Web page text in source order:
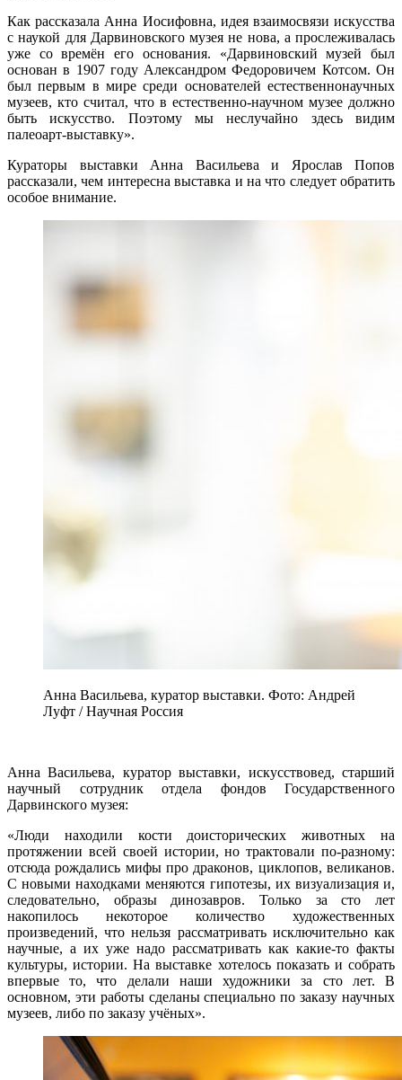
Как рассказала Анна Иосифовна, идея взаимосвязи искусства
с наукой для Дарвиновского музея не нова, а прослеживалась
уже со времён его основания. «Дарвиновский музей был
основан в 1907 году Александром Федоровичем Котсом. Он
был первым в мире среди основателей естественнонаучных
музеев, кто считал, что в естественно-научном музее должно
быть искусство. Поэтому мы неслучайно здесь видим
палеоарт-выставку».
Кураторы выставки Анна Васильева и Ярослав Попов
рассказали, чем интересна выставка и на что следует обратить
особое внимание.
Анна Васильева, куратор выставки. Фото: Андрей
Луфт / Научная Россия
Анна Васильева, куратор выставки, искусствовед, старший
научный сотрудник отдела фондов Государственного
Дарвинского музея:
«Люди находили кости доисторических животных на
протяжении всей своей истории, но трактовали по-разному:
отсюда рождались мифы про драконов, циклопов, великанов.
С новыми находками меняются гипотезы, их визуализация и,
следовательно, образы динозавров. Только за сто лет
накопилось некоторое количество художественных
произведений, что нельзя рассматривать исключительно как
научные, а их уже надо рассматривать как какие-то факты
культуры, истории. На выставке хотелось показать и собрать
впервые то, что делали наши художники за сто лет. В
основном, эти работы сделаны специально по заказу научных
музеев, либо по заказу учёных».